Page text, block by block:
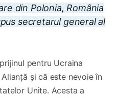
din Polonia, România
secretarul general al
pentru Ucraina
și că este nevoie în
Unite. Acesta a